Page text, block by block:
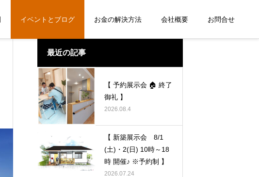
イベントとブログ お金の解決方法 会社概要 お問合せ
ブログ
最近の記事
【 予約展示会 🏠 終了
御礼 】
2026.08.4
【 新築展示会 8/1
(土)・2(日) 10時～18
時 開催♪ ※予約制 】
2026.07.24